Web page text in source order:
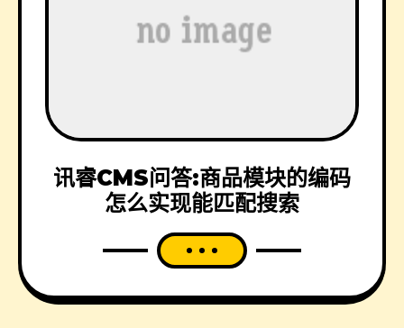
讯睿CMS问答:商品模块的编码
怎么实现能匹配搜索